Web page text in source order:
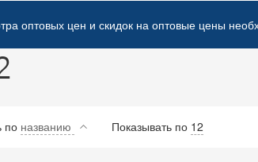
оптовых цен и скидок на оптовые цены
по названию Показывать по 12